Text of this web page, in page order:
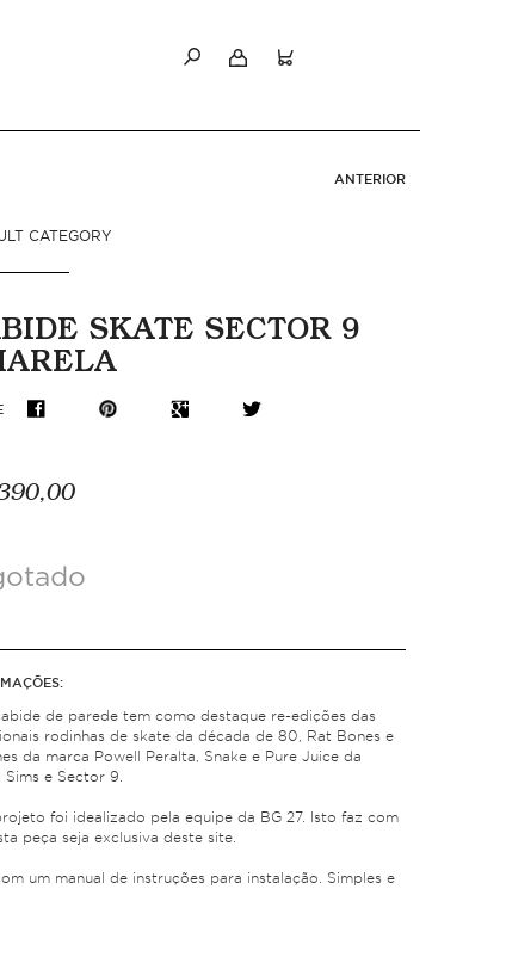
ANTERIOR
CATEGORY
SKATE SECTOR 9
de parede tem como destaque re-edições das
rodinhas de skate da década de 80, Rat Bones e
da marca Powell Peralta, Snake e Pure Juice da
Sims e Sector 9.
foi idealizado pela equipe da BG 27. Isto faz com
peça seja exclusiva deste site.
um manual de instruções para instalação. Simples e